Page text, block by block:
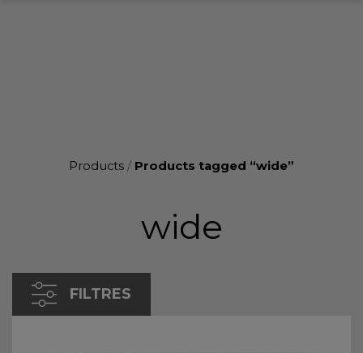
Products / Products tagged “wide”
wide
FILTRES